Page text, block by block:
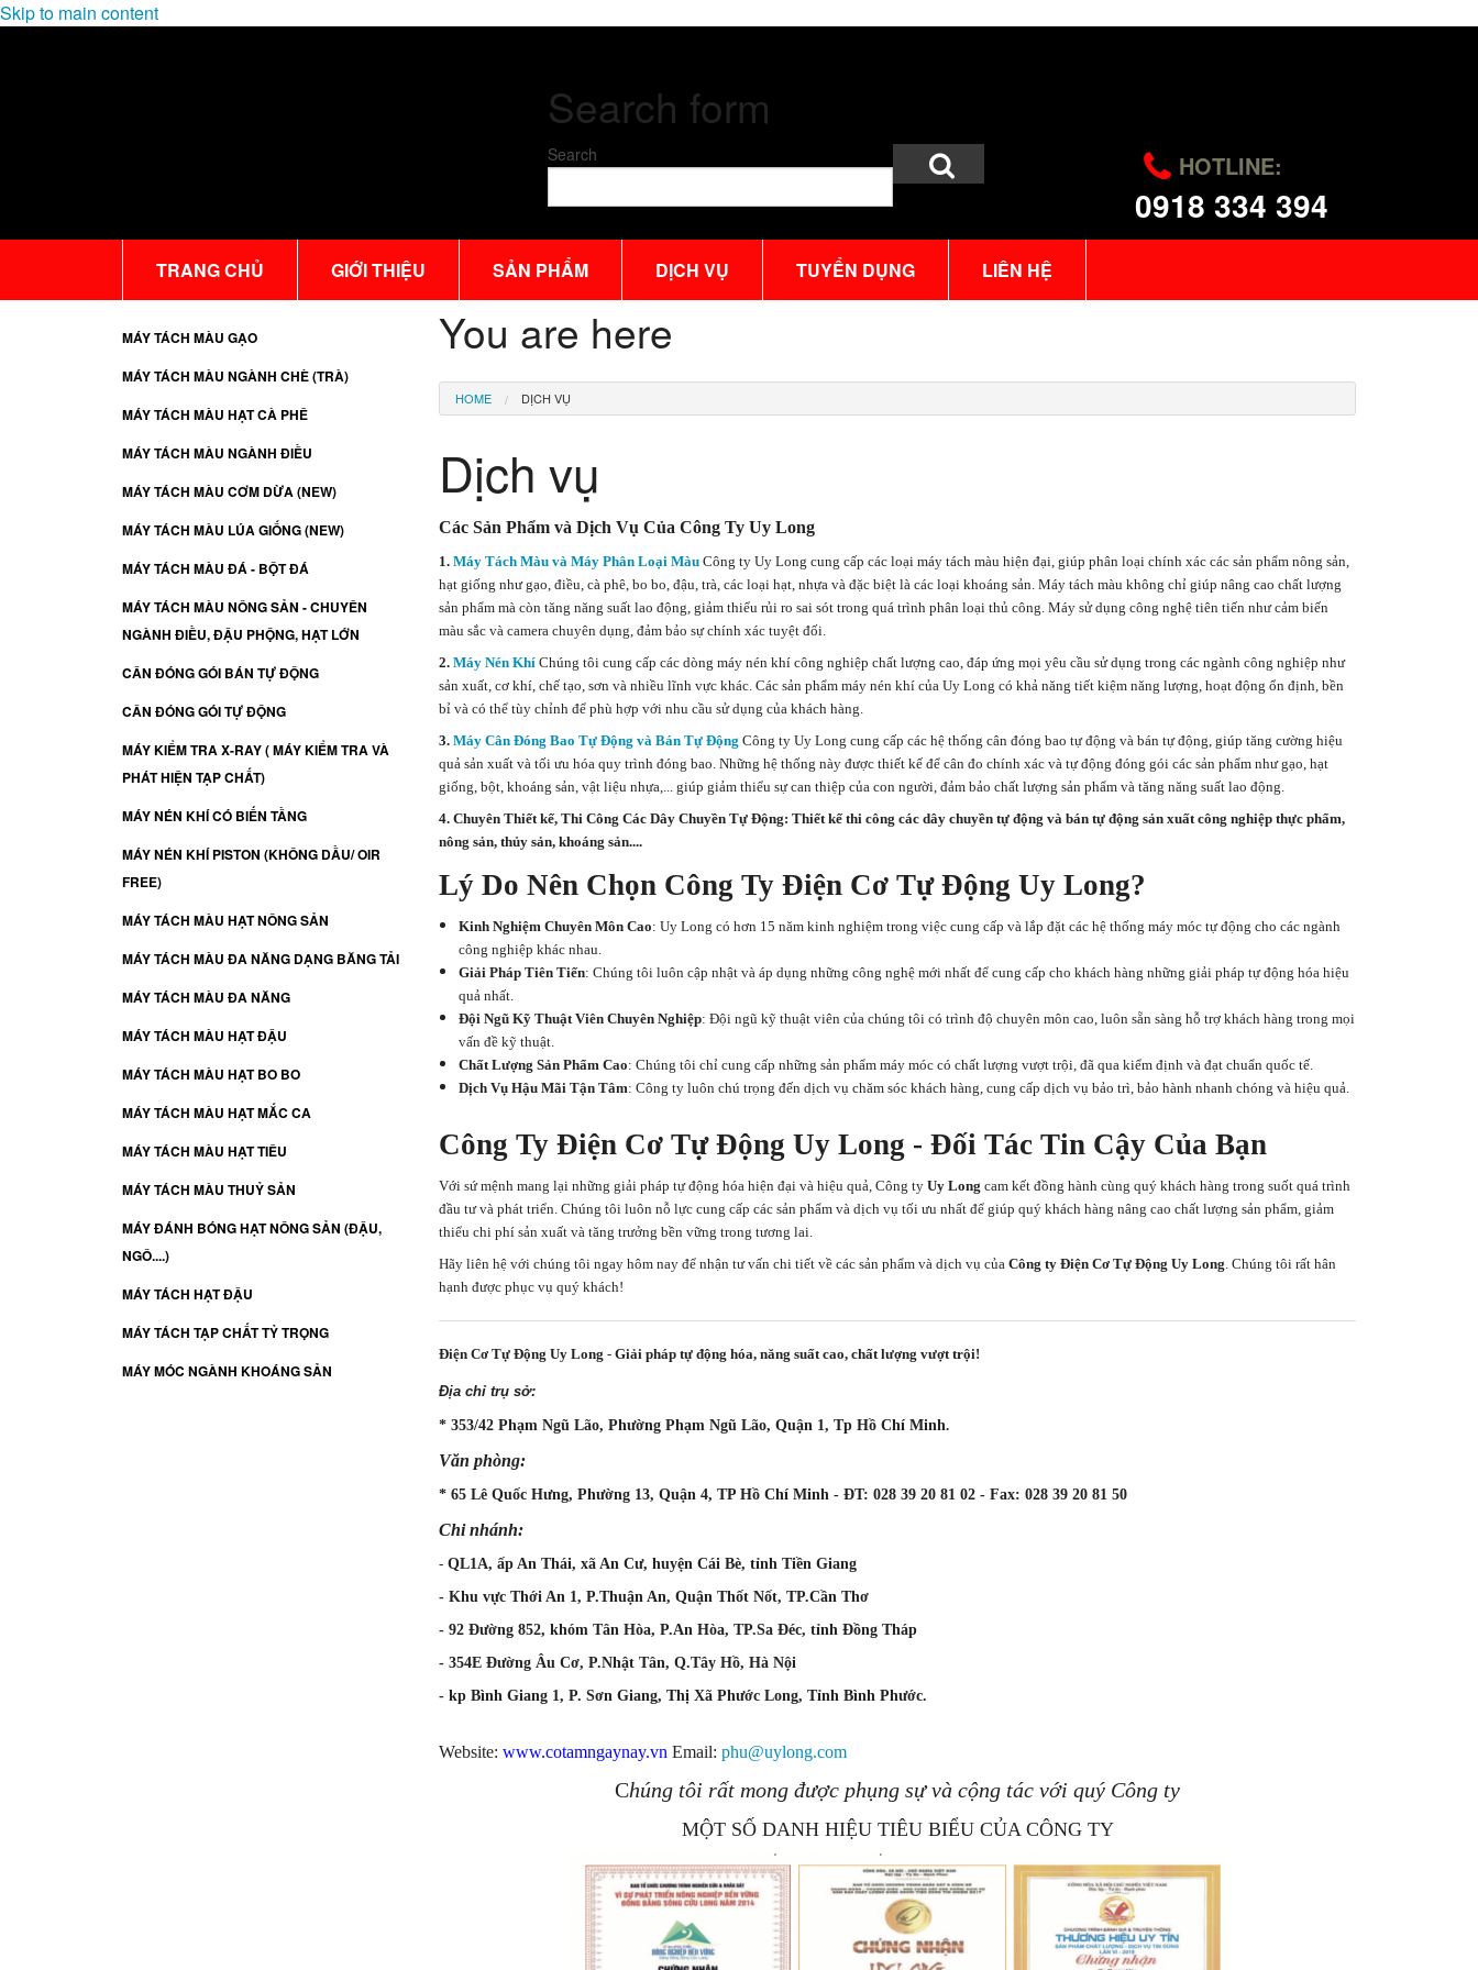
Skip to main content
Search form
Search HOTLINE:
0918 334 394
TRANG CHỦ GIỚI THIỆU SẢN PHẨM DỊCH VỤ TUYỂN DỤNG LIÊN HỆ
You are here
HOME DỊCH VỤ
Dịch vụ
Các Sản Phẩm và Dịch Vụ Của Công Ty Uy Long
1. Máy Tách Màu và Máy Phân Loại Màu Công ty Uy Long cung cấp các loại máy tách màu hiện đại, giúp phân loại chính xác các sản phẩm nông sản,
hạt giống như gạo, điều, cà phê, bo bo, đậu, trà, các loại hạt, nhựa và đặc biệt là các loại khoáng sản. Máy tách màu không chỉ giúp nâng cao chất lượng
sản phẩm mà còn tăng năng suất lao động, giảm thiểu rủi ro sai sót trong quá trình phân loại thủ công. Máy sử dụng công nghệ tiên tiến như cảm biến
màu sắc và camera chuyên dụng, đảm bảo sự chính xác tuyệt đối.
2. Máy Nén Khí Chúng tôi cung cấp các dòng máy nén khí công nghiệp chất lượng cao, đáp ứng mọi yêu cầu sử dụng trong các ngành công nghiệp như
sản xuất, cơ khí, chế tạo, sơn và nhiều lĩnh vực khác. Các sản phẩm máy nén khí của Uy Long có khả năng tiết kiệm năng lượng, hoạt động ổn định, bền
bỉ và có thể tùy chỉnh để phù hợp với nhu cầu sử dụng của khách hàng.
3. Máy Cân Đóng Bao Tự Động và Bán Tự Động Công ty Uy Long cung cấp các hệ thống cân đóng bao tự động và bán tự động, giúp tăng cường hiệu
quả sản xuất và tối ưu hóa quy trình đóng bao. Những hệ thống này được thiết kế để cân đo chính xác và tự động đóng gói các sản phẩm như gạo, hạt
giống, bột, khoáng sản, vật liệu nhựa,... giúp giảm thiểu sự can thiệp của con người, đảm bảo chất lượng sản phẩm và tăng năng suất lao động.
4. Chuyên Thiết kế, Thi Công Các Dây Chuyền Tự Động: Thiết kế thi công các dây chuyền tự động và bán tự động sản xuất công nghiệp thực phẩm,
nông sản, thủy sản, khoáng sản....
Lý Do Nên Chọn Công Ty Điện Cơ Tự Động Uy Long?
Kinh Nghiệm Chuyên Môn Cao: Uy Long có hơn 15 năm kinh nghiệm trong việc cung cấp và lắp đặt các hệ thống máy móc tự động cho các ngành
công nghiệp khác nhau.
Giải Pháp Tiên Tiến: Chúng tôi luôn cập nhật và áp dụng những công nghệ mới nhất để cung cấp cho khách hàng những giải pháp tự động hóa hiệu
quả nhất.
Đội Ngũ Kỹ Thuật Viên Chuyên Nghiệp: Đội ngũ kỹ thuật viên của chúng tôi có trình độ chuyên môn cao, luôn sẵn sàng hỗ trợ khách hàng trong mọi
vấn đề kỹ thuật.
Chất Lượng Sản Phẩm Cao: Chúng tôi chỉ cung cấp những sản phẩm máy móc có chất lượng vượt trội, đã qua kiểm định và đạt chuẩn quốc tế.
Dịch Vụ Hậu Mãi Tận Tâm: Công ty luôn chú trọng đến dịch vụ chăm sóc khách hàng, cung cấp dịch vụ bảo trì, bảo hành nhanh chóng và hiệu quả.
Công Ty Điện Cơ Tự Động Uy Long - Đối Tác Tin Cậy Của Bạn
Với sứ mệnh mang lại những giải pháp tự động hóa hiện đại và hiệu quả, Công ty Uy Long cam kết đồng hành cùng quý khách hàng trong suốt quá trình
đầu tư và phát triển. Chúng tôi luôn nỗ lực cung cấp các sản phẩm và dịch vụ tối ưu nhất để giúp quý khách hàng nâng cao chất lượng sản phẩm, giảm
thiểu chi phí sản xuất và tăng trưởng bền vững trong tương lai.
Hãy liên hệ với chúng tôi ngay hôm nay để nhận tư vấn chi tiết về các sản phẩm và dịch vụ của Công ty Điện Cơ Tự Động Uy Long . Chúng tôi rất hân
hạnh được phục vụ quý khách!
Điện Cơ Tự Động Uy Long - Giải pháp tự động hóa, năng suất cao, chất lượng vượt trội!
Địa chỉ trụ sở:
* 353/42 Phạm Ngũ Lão, Phường Phạm Ngũ Lão, Quận 1, Tp Hồ Chí Minh.
Văn phòng:
* 65 Lê Quốc Hưng, Phường 13, Quận 4, TP Hồ Chí Minh - ĐT: 028 39 20 81 02 - Fax: 028 39 20 81 50
Chi nhánh:
- QL1A, ấp An Thái, xã An Cư, huyện Cái Bè, tỉnh Tiền Giang
- Khu vực Thới An 1, P.Thuận An, Quận Thốt Nốt, TP.Cần Thơ
- 92 Đường 852, khóm Tân Hòa, P.An Hòa, TP.Sa Đéc, tỉnh Đồng Tháp
- 354E Đường Âu Cơ, P.Nhật Tân, Q.Tây Hồ, Hà Nội
- kp Bình Giang 1, P. Sơn Giang, Thị Xã Phước Long, Tỉnh Bình Phước.
Website: www.cotamngaynay.vn Email: phu@uylong.com
Chúng tôi rất mong được phụng sự và cộng tác với quý Công ty
MỘT SỐ DANH HIỆU TIÊU BIỂU CỦA CÔNG TY
MÁY TÁCH MÀU GẠO
MÁY TÁCH MÀU NGÀNH CHÈ (TRÀ)
MÁY TÁCH MÀU HẠT CÀ PHÊ
MÁY TÁCH MÀU NGÀNH ĐIỀU
MÁY TÁCH MÀU CƠM DỪA (NEW)
MÁY TÁCH MÀU LÚA GIỐNG (NEW)
MÁY TÁCH MÀU ĐÁ - BỘT ĐÁ
MÁY TÁCH MÀU NÔNG SẢN - CHUYÊN
NGÀNH ĐIỀU, ĐẬU PHỘNG, HẠT LỚN
CÂN ĐÓNG GÓI BÁN TỰ ĐỘNG
CÂN ĐÓNG GÓI TỰ ĐỘNG
MÁY KIỂM TRA X-RAY ( MÁY KIỂM TRA VÀ
PHÁT HIỆN TẠP CHẤT)
MÁY NÉN KHÍ CÓ BIẾN TẦNG
MÁY NÉN KHÍ PISTON (KHÔNG DẦU/ OIR
FREE)
MÁY TÁCH MÀU HẠT NÔNG SẢN
MÁY TÁCH MÀU ĐA NĂNG DẠNG BĂNG TẢI
MÁY TÁCH MÀU ĐA NĂNG
MÁY TÁCH MÀU HẠT ĐẬU
MÁY TÁCH MÀU HẠT BO BO
MÁY TÁCH MÀU HẠT MẮC CA
MÁY TÁCH MÀU HẠT TIÊU
MÁY TÁCH MÀU THUỶ SẢN
MÁY ĐÁNH BÓNG HẠT NÔNG SẢN (ĐẬU,
NGÔ....)
MÁY TÁCH HẠT ĐẬU
MÁY TÁCH TẠP CHẤT TỶ TRỌNG
MÁY MÓC NGÀNH KHOÁNG SẢN